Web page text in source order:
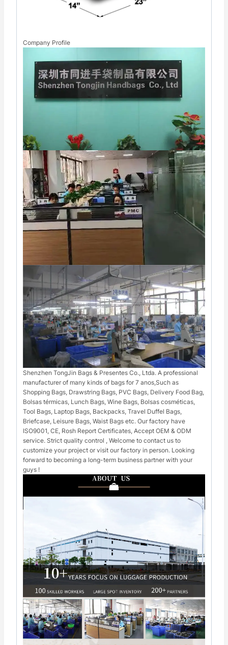
Company Profile
Shenzhen TongJin Bags & Presentes Co., Ltda. A professional
manufacturer of many kinds of bags for 7 anos,Such as
Shopping Bags, Drawstring Bags, PVC Bags, Delivery Food Bag,
Bolsas térmicas, Lunch Bags, Wine Bags, Bolsas cosméticas,
Tool Bags, Laptop Bags, Backpacks, Travel Duffel Bags,
Briefcase, Leisure Bags, Waist Bags etc. Our factory have
ISO9001, CE, Rosh Report Certificates, Accept OEM & ODM
service. Strict quality control , Welcome to contact us to
customize your project or visit our factory in person. Looking
forward to becoming a long-term business partner with your
guys !